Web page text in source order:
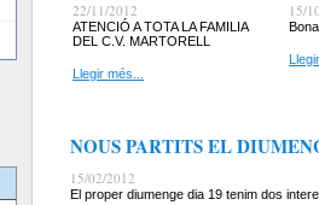
22/11/2012
ATENCIÓ A TOTA LA FAMILIA
DEL C.V. MARTORELL
Llegir més...
15/
NOUS PARTITS EL
15/02/2012
El proper diumenge dia 19 tenim dos